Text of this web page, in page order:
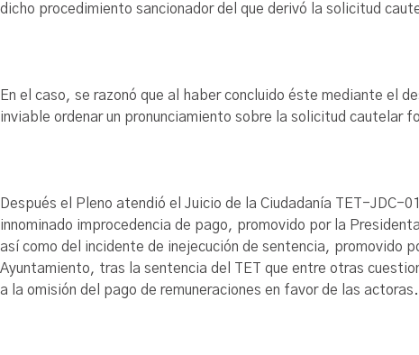
dicho procedimiento sancionador del que derivó la solicitud
En el caso, se razonó que al haber concluido éste mediante el
inviable ordenar un pronunciamiento sobre la solicitud cautelar
Después el Pleno atendió el Juicio de la Ciudadanía TET-JDC-
innominado improcedencia de pago, promovido por la
así como del incidente de inejecución de sentencia, promovido
Ayuntamiento, tras la sentencia del TET que entre otras
a la omisión del pago de remuneraciones en favor de las actoras.